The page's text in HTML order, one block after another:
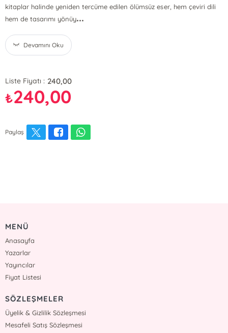
kitaplar halinde yeniden tercüme edilen ölümsüz eser, hem çeviri dili
hem de tasarımı yönüy...
Devamını Oku
Liste Fiyatı : 240,00
₺240,00
Paylaş
MENÜ
Anasayfa
Yazarlar
Yayıncılar
Fiyat Listesi
SÖZLEŞMELER
Üyelik & Gizlilik Sözleşmesi
Mesafeli Satış Sözleşmesi